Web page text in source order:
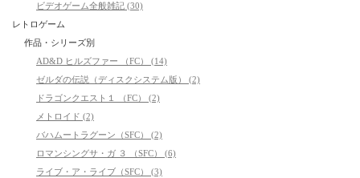
ビデオゲーム全般雑記 (30)
レトロゲーム
作品・シリーズ別
AD&D ヒルズファー （FC） (14)
ゼルダの伝説（ディスクシステム版） (2)
ドラゴンクエスト１ （FC） (2)
メトロイド (2)
バハムートラグーン（SFC） (2)
ロマンシングサ・ガ ３ （SFC） (6)
ライブ・ア・ライブ（SFC） (3)